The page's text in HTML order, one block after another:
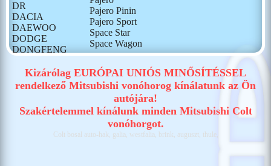
DR
DACIA
DAEWOO
DODGE
DONGFENG
FORD
GONOW
HUMMER
Pajero Pinin
Pajero Sport
Space Star
Space Wagon
Kizárólag EURÓPAI UNIÓS MINŐSÍTÉSSEL
rendelkező Mitsubishi vonóhorog kínálatunk az Ön
autójára!
Szakértelemmel kínálunk minden Mitsubishi Colt
vonóhorgot.
Colt bosal auto-hak, galia, westfalia, brink, auguszt, thule,